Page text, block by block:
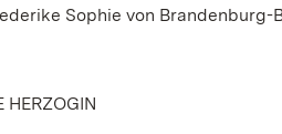
Sophie von Brandenburg-
HERZOGIN